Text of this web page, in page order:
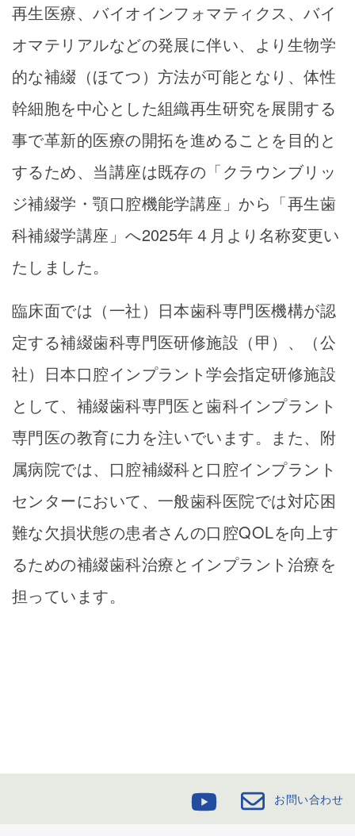
再生医療、バイオインフォマティクス、バイ
オマテリアルなどの発展に伴い、より生物学
的な補綴（ほてつ）方法が可能となり、体性
幹細胞を中心とした組織再生研究を展開する
事で革新的医療の開拓を進めることを目的と
するため、当講座は既存の「クラウンブリッ
ジ補綴学・顎口腔機能学講座」から「再生歯
科補綴学講座」へ2025年４月より名称変更い
たしました。
臨床面では（一社）日本歯科専門医機構が認
定する補綴歯科専門医研修施設（甲）、（公
社）日本口腔インプラント学会指定研修施設
として、補綴歯科専門医と歯科インプラント
専門医の教育に力を注いでいます。また、附
属病院では、口腔補綴科と口腔インプラント
センターにおいて、一般歯科医院では対応困
難な欠損状態の患者さんの口腔QOLを向上す
るための補綴歯科治療とインプラント治療を
担っています。
お問い合わせ